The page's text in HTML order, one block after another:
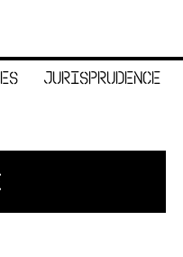
JURISPRUDENCE